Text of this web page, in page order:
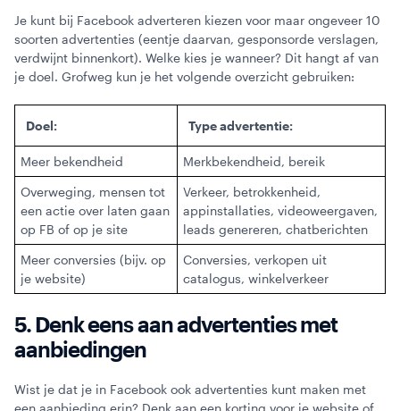
Je kunt bij Facebook adverteren kiezen voor maar ongeveer 10
soorten advertenties (eentje daarvan, gesponsorde verslagen,
verdwijnt binnenkort). Welke kies je wanneer? Dit hangt af van
je doel. Grofweg kun je het volgende overzicht gebruiken:
Doel: Type advertentie:
Meer bekendheid
Merkbekendheid, bereik
Overweging, mensen tot
een actie over laten gaan
op FB of op je site
Verkeer, betrokkenheid,
appinstallaties, videoweergaven,
leads genereren, chatberichten
Meer conversies (bijv. op
je website)
Conversies, verkopen uit
catalogus, winkelverkeer
5. Denk eens aan advertenties met
aanbiedingen
Wist je dat je in Facebook ook advertenties kunt maken met